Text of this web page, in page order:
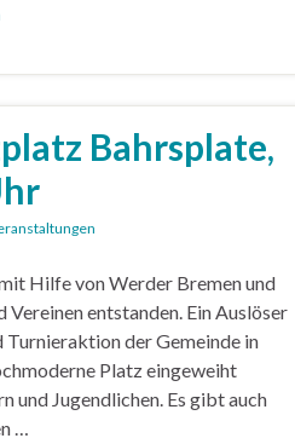
Bahrsplate,
Hilfe von Werder Bremen und
entstanden. Ein Auslöser
der Gemeinde in
Platz eingeweiht
und Jugendlichen. Es gibt auch
…